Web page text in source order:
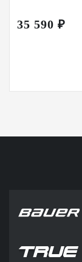
35 590 ₽